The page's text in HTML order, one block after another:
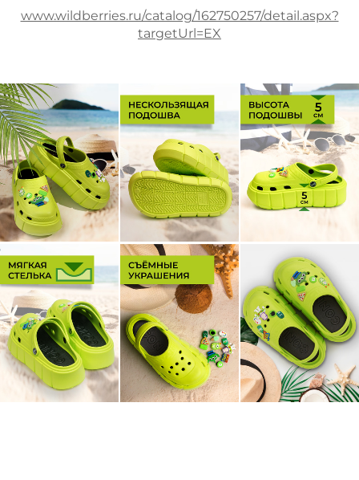
www.wildberries.ru/catalog/162750257/detail.aspx?
targetUrl=EX